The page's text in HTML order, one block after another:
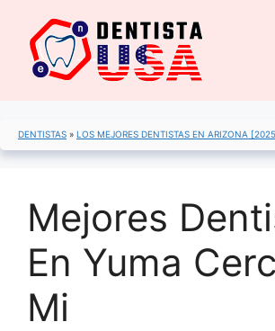
contenido
DENTISTAS » LOS MEJORES DENTISTAS EN ARIZONA
Mejores
En Yuma
Mi